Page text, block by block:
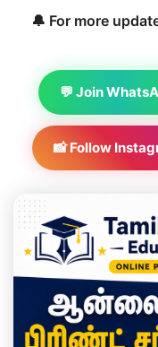
🔔 For more
💬 Join
📸 Follow